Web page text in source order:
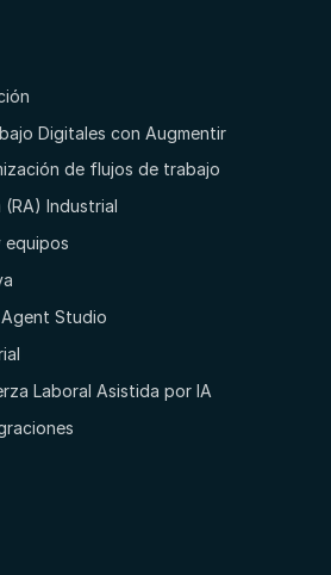
Digitales con Augmentir
de flujos de trabajo
Industrial
equipos
Studio
Laboral Asistida por IA